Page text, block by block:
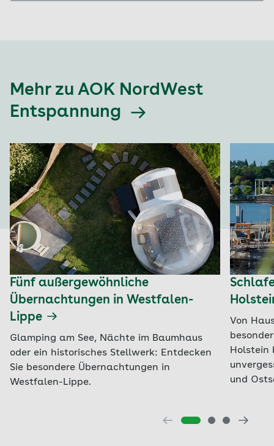
Mehr zu AOK NordWest
Entspannung
Fünf außergewöhnliche
Übernachtungen in Westfalen-
Lippe
Glamping am See, Nächte im Baumhaus
oder ein historisches Stellwerk: Entdecken
Sie besondere Übernachtungen in
Westfalen-Lippe.
Von
Holstein
und